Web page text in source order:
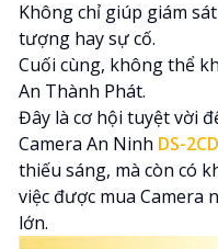
Không chỉ giúp giám
tượng hay sự cố.
Cuối cùng, không thể
An Thành Phát.
Đây là cơ hội tuyệt vời
Camera An Ninh DS-
thiếu sáng, mà còn có
việc được mua Camera
lớn.